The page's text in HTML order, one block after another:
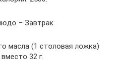
– Завтрак
масла (1 столовая ложка)
вместо 32 г.